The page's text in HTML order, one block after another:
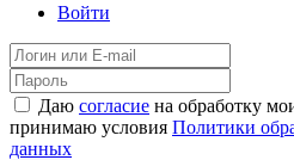
Войти
Даю согласие на обработку
принимаю условия Политики
данных